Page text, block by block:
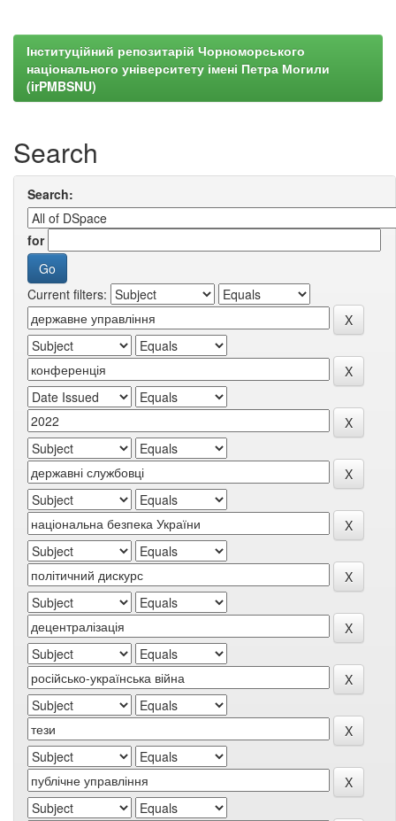
Інституційний репозитарій Чорноморського
національного університету імені Петра Могили
(irPMBSNU)
Search
Search:
for
Current filters: